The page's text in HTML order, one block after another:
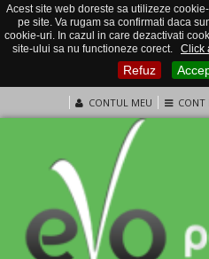
Acest site web doreste sa utilizeze
pe site. Va rugam sa confirmati daca
cookie-uri. In cazul in care dezactivati
site-ului sa nu functioneze corect.
Click
Refuz
CONTUL MEU CONT